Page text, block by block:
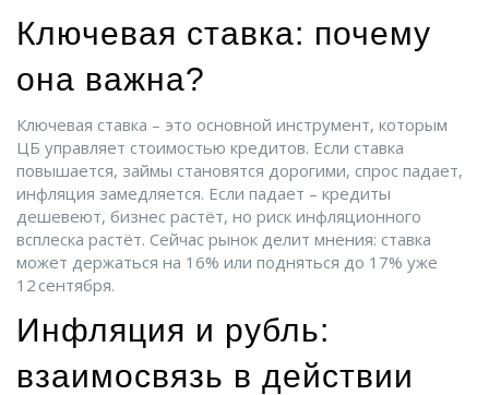
Ключевая ставка: почему
она важна?
Ключевая ставка – это основной инструмент, которым
ЦБ управляет стоимостью кредитов. Если ставка
повышается, займы становятся дорогими, спрос падает,
инфляция замедляется. Если падает – кредиты
дешевеют, бизнес растёт, но риск инфляционного
всплеска растёт. Сейчас рынок делит мнения: ставка
может держаться на 16% или подняться до 17% уже
12 сентября.
Инфляция и рубль:
взаимосвязь в действии